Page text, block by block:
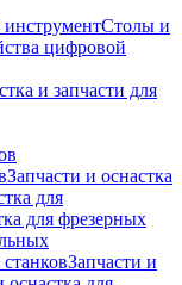
Столы и
цифровой
и запчасти для
Запчасти и оснастка
для
для фрезерных
Запчасти и